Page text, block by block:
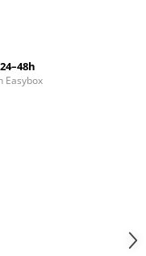
Easybox